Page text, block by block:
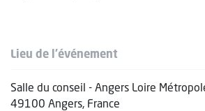
Lieu de l'événement
Salle du conseil - Angers Loire
49100 Angers, France